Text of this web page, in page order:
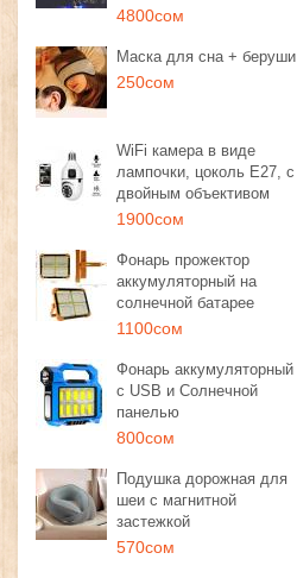
4800сом
Маска для сна + беруши
250сом
WiFi камера в виде
лампочки, цоколь E27, с
двойным объективом
1900сом
Фонарь прожектор
аккумуляторный на
солнечной батарее
1100сом
Фонарь аккумуляторный
с USB и Солнечной
панелью
800сом
Подушка дорожная для
шеи с магнитной
застежкой
570сом